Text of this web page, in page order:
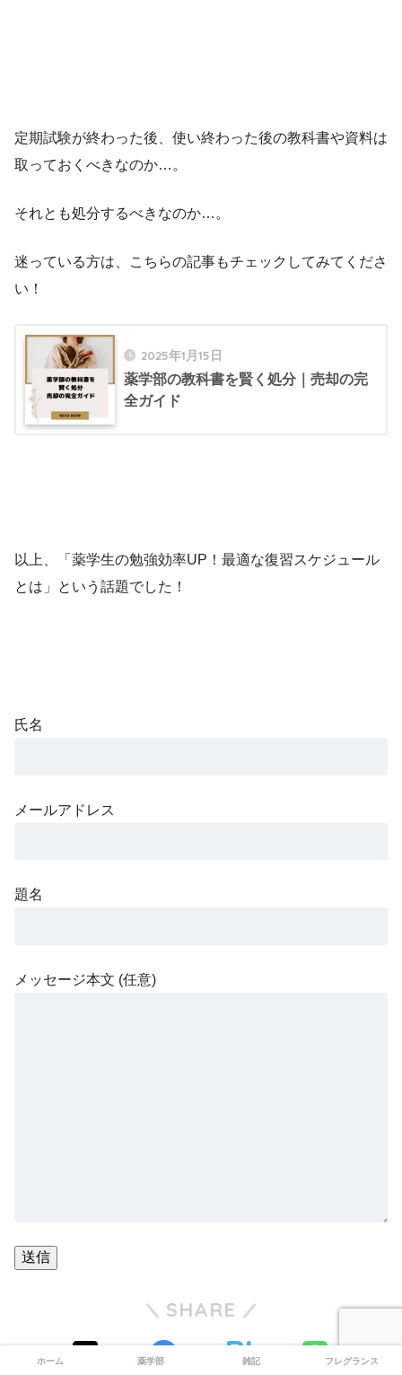
定期試験が終わった後、使い終わった後の教科書や資料は
取っておくべきなのか…。
それとも処分するべきなのか…。
迷っている方は、こちらの記事もチェックしてみてくださ
い！
2025年1月15日
薬学部の教科書を賢く処分｜売却の完
全ガイド
以上、「薬学生の勉強効率UP！最適な復習スケジュール
とは」という話題でした！
氏名
メールアドレス
題名
メッセージ本文 (任意)
SHARE
ホーム 薬学部 雑記 フレグランス